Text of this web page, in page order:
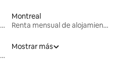
Renta mensual de alojamientos
Montreal
Renta mensual de alojamientos
Renta mensual de alojamientos
Mostrar más